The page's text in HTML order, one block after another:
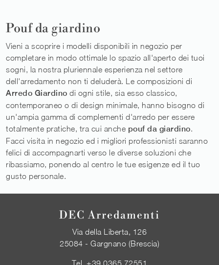
Pouf da giardino
Vieni a scoprire i modelli disponibili in negozio per
completare in modo ottimale lo spazio all'aperto dei tuoi
sogni, la nostra pluriennale esperienza nel settore
dell'arredamento non ti deluderà. Le composizioni di
Arredo Giardino di ogni stile, sia esso classico,
contemporaneo o di design minimale, hanno bisogno di
un'ampia gamma di complementi d'arredo per essere
totalmente pratiche, tra cui anche pouf da giardino.
Facci visita in negozio ed i migliori professionisti saranno
felici di accompagnarti verso le diverse soluzioni che
ribassiamo, ponendo al centro le tue esigenze ed il tuo
gusto personale.
DEC Arredamenti
Via della Liberta, 126
25084 - Gargnano (Brescia)
Tel.+39 0365 72551